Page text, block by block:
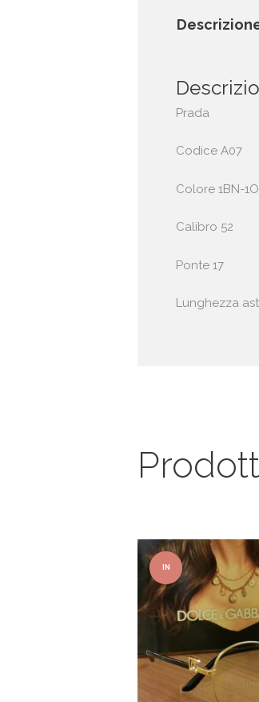
Prada
Codice A07
Colore 1BN-
Calibro 52
Ponte 17
Lunghezza
IN
OFFER
TA!